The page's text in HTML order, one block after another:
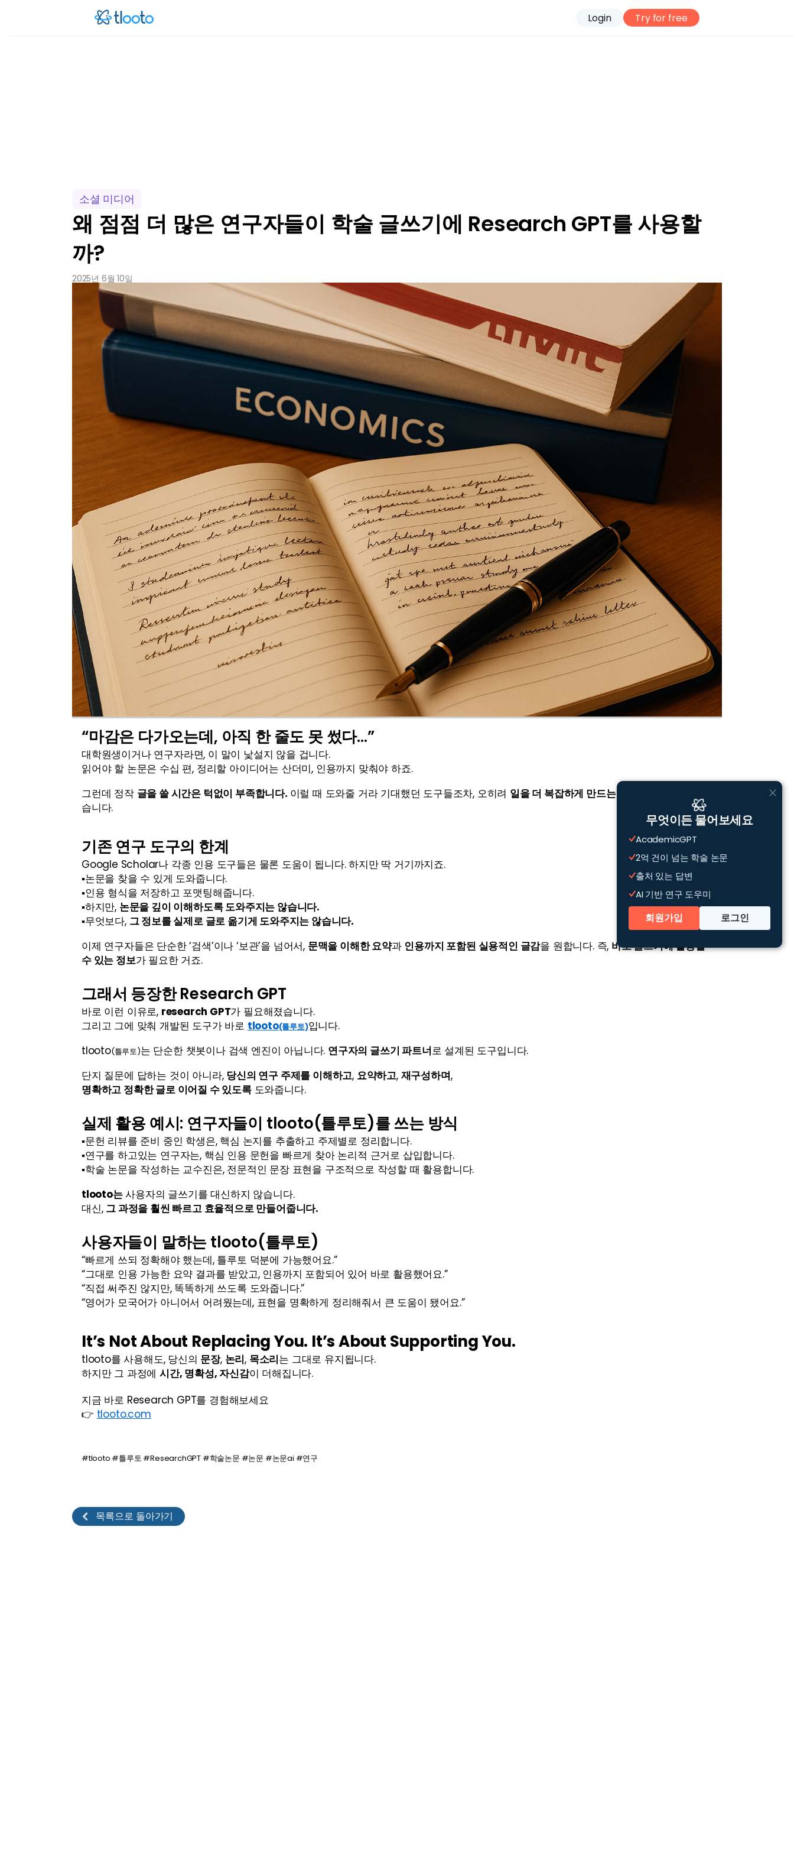
왜 점점 더 많은 연구자들이 학술 글쓰기에 Research GPT를 사용할까? | tlooto: The Most
점점 더 많은 연구자들이 논문 검색, 요약, 작성에 Research GPT를 활용하고 있습니다. tlooto(틀루토)가 연구의 모든 단계에서 어떻게 도움을 주는지 확인해보세요. - Your AI-Powered Research Assistant
Login Try for free
소셜 미디어
왜 점점 더 많은 연구자들이 학술 글쓰기에 Research GPT를 사용할
까?
2025년 6월 10일
“마감은 다가오는데, 아직 한 줄도 못 썼다…”
대학원생이거나 연구자라면, 이 말이 낯설지 않을 겁니다.
읽어야 할 논문은 수십 편, 정리할 아이디어는 산더미, 인용까지 맞춰야 하죠.
그런데 정작 글을 쓸 시간은 턱없이 부족합니다. 이럴 때 도와줄 거라 기대했던 도구들조차, 오히려 일을 더 복잡하게 만드는 느낌
습니다.
기존 연구 도구의 한계
Google Scholar나 각종 인용 도구들은 물론 도움이 됩니다. 하지만 딱 거기까지죠.
▪️논문을 찾을 수 있게 도와줍니다.
▪️인용 형식을 저장하고 포맷팅해줍니다.
▪️하지만, 논문을 깊이 이해하도록 도와주지는 않습니다.
▪️무엇보다, 그 정보를 실제로 글로 옮기게 도와주지는 않습니다.
이제 연구자들은 단순한 ‘검색’이나 ‘보관’을 넘어서, 문맥을 이해한 요약과 인용까지 포함된 실용적인 글감을 원합니다. 즉, 바로 글쓰기에 활용할
수 있는 정보가 필요한 거죠.
그래서 등장한 Research GPT
바로 이런 이유로, research GPT가 필요해졌습니다.
그리고 그에 맞춰 개발된 도구가 바로 tlooto(틀루토)입니다.
tlooto(틀루토)는 단순한 챗봇이나 검색 엔진이 아닙니다. 연구자의 글쓰기 파트너로 설계된 도구입니다.
단지 질문에 답하는 것이 아니라, 당신의 연구 주제를 이해하고, 요약하고, 재구성하며,
명확하고 정확한 글로 이어질 수 있도록 도와줍니다.
실제 활용 예시: 연구자들이 tlooto(틀루토)를 쓰는 방식
▪️문헌 리뷰를 준비 중인 학생은, 핵심 논지를 추출하고 주제별로 정리합니다.
▪️연구를 하고있는 연구자는, 핵심 인용 문헌을 빠르게 찾아 논리적 근거로 삽입합니다.
▪️학술 논문을 작성하는 교수진은, 전문적인 문장 표현을 구조적으로 작성할 때 활용합니다.
tlooto는 사용자의 글쓰기를 대신하지 않습니다.
대신, 그 과정을 훨씬 빠르고 효율적으로 만들어줍니다.
사용자들이 말하는 tlooto(틀루토)
“빠르게 쓰되 정확해야 했는데, 틀루토 덕분에 가능했어요.”
“그대로 인용 가능한 요약 결과를 받았고, 인용까지 포함되어 있어 바로 활용했어요.”
“직접 써주진 않지만, 똑똑하게 쓰도록 도와줍니다.”
“영어가 모국어가 아니어서 어려웠는데, 표현을 명확하게 정리해줘서 큰 도움이 됐어요.”
It’s Not About Replacing You. It’s About Supporting You.
tlooto를 사용해도, 당신의 문장, 논리, 목소리는 그대로 유지됩니다.
하지만 그 과정에 시간, 명확성, 자신감이 더해집니다.
지금 바로 Research GPT를 경험해보세요
👉 tlooto.com
#tlooto #틀루토 #ResearchGPT #학술논문 #논문 #논문ai #연구
목록으로 돌아가기
무엇이든 물어보세요
AcademicGPT
2억 건이 넘는 학술 논문
출처 있는 답변
AI 기반 연구 도우미
회원가입 로그인